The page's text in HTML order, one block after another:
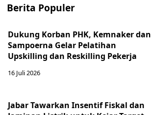
Berita Populer
Dukung Korban PHK, Kemnaker dan
Sampoerna Gelar Pelatihan
Upskilling dan Reskilling Pekerja
16 Juli 2026
Jabar Tawarkan Insentif Fiskal dan